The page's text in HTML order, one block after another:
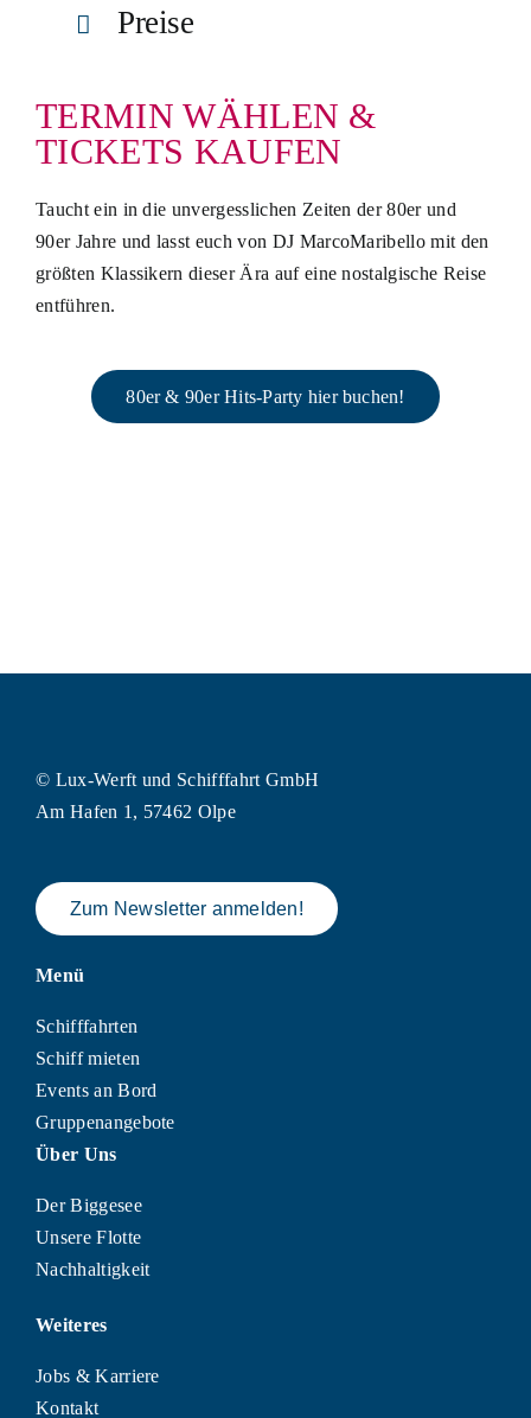
Preise
TERMIN WÄHLEN &
TICKETS KAUFEN
Taucht ein in die unvergesslichen Zeiten der 80er und
90er Jahre und lasst euch von DJ MarcoMaribello mit den
größten Klassikern dieser Ära auf eine nostalgische Reise
entführen.
80er & 90er Hits-Party hier buchen!
© Lux-Werft und Schifffahrt GmbH
Am Hafen 1, 57462 Olpe
Zum Newsletter anmelden!
Menü
Schifffahrten
Schiff mieten
Events an Bord
Gruppenangebote
Über Uns
Der Biggesee
Unsere Flotte
Nachhaltigkeit
Weiteres
Jobs & Karriere
Kontakt